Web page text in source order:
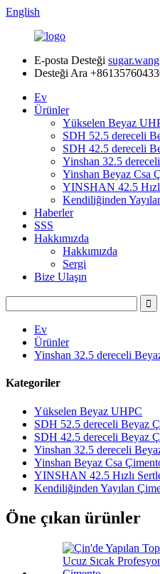
English
E-posta Desteği
Desteği Ara
Ev
Ürünler
Yükselen Beyaz
SDH 52.5 dereceli
SDH 42.5 dereceli
Yinshan 32.5
Yinshan Beyaz Csa
YINSHAN 42.5
Kendiliğinden
Haberler
SSS
Hakkımızda
Hakkımızda
Sergi
Bize Ulaşın
Ev
Ürünler
Yinshan 32.5 dereceli
Kategoriler
Yükselen Beyaz UHPC
SDH 52.5 dereceli Beyaz
SDH 42.5 dereceli Beyaz
Yinshan 32.5 dereceli
Yinshan Beyaz Csa
YINSHAN 42.5 Hızlı
Kendiliğinden Yayılan
Öne çıkan ürünler